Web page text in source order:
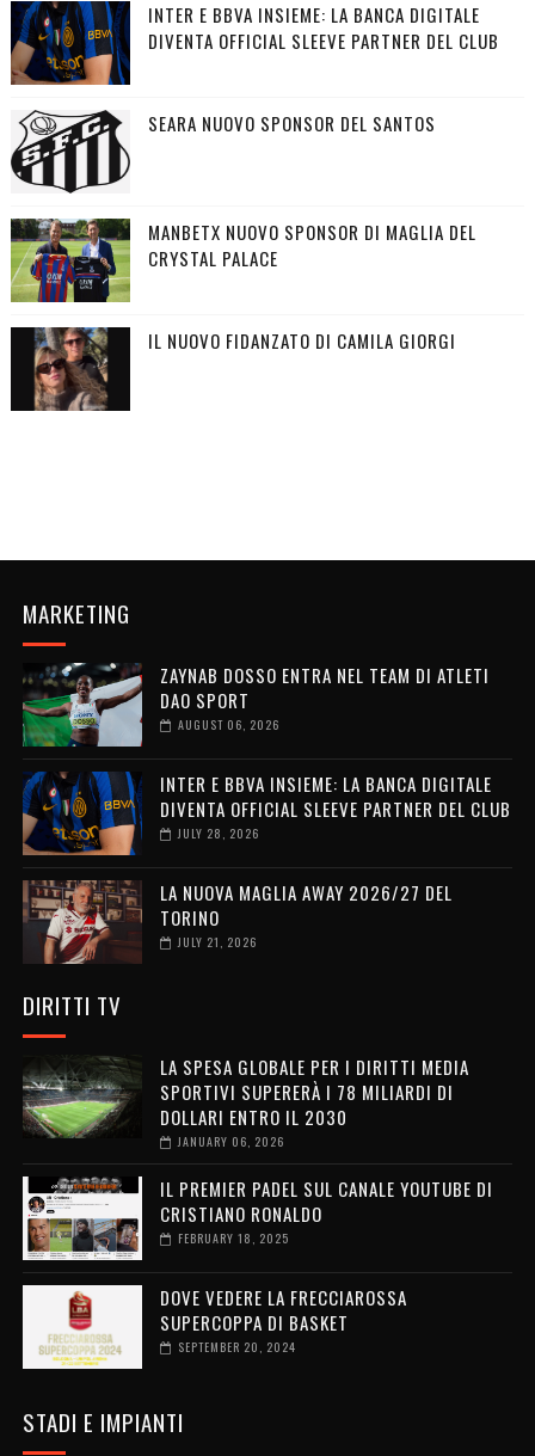
INTER E BBVA INSIEME: LA BANCA DIGITALE
DIVENTA OFFICIAL SLEEVE PARTNER DEL CLUB
SEARA NUOVO SPONSOR DEL SANTOS
MANBETX NUOVO SPONSOR DI MAGLIA DEL
CRYSTAL PALACE
IL NUOVO FIDANZATO DI CAMILA GIORGI
MARKETING
ZAYNAB DOSSO ENTRA NEL TEAM DI ATLETI
DAO SPORT
AUGUST 06, 2026
INTER E BBVA INSIEME: LA BANCA DIGITALE
DIVENTA OFFICIAL SLEEVE PARTNER DEL CLUB
JULY 28, 2026
LA NUOVA MAGLIA AWAY 2026/27 DEL
TORINO
JULY 21, 2026
DIRITTI TV
LA SPESA GLOBALE PER I DIRITTI MEDIA
SPORTIVI SUPERERÀ I 78 MILIARDI DI
DOLLARI ENTRO IL 2030
JANUARY 06, 2026
IL PREMIER PADEL SUL CANALE YOUTUBE DI
CRISTIANO RONALDO
FEBRUARY 18, 2025
DOVE VEDERE LA FRECCIAROSSA
SUPERCOPPA DI BASKET
SEPTEMBER 20, 2024
STADI E IMPIANTI